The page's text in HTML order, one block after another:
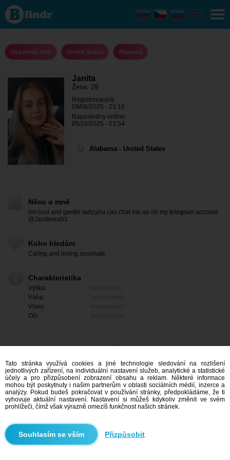
Janita -
Ona
hledá
jeho
Ona hledá jeho United States Alabama
Janita
Žena, 29
Registrovaný/á:
09/08/2025 - 23:16
Naposledny online:
05/10/2025 - 23:54
Alabama - United States
Něco o mně
I'm cool and gentle lady,you can chat me up on my telegram account
@Janitareah1
Koho hledám
Caring and loving soulmate
Charakteristika
Výška:
Váha:
Vlasy:
Oči:
Vyhledávání
Tato stránka využívá cookies a jiné technologie sledování na rozlišení
jednotlivých zařízení, na individuální nastavení služeb, analytické a statistické
účely a pro přizpůsobení zobrazení obsahu a reklam. Některé informace
mohou být poskytnuty i našim partnerům v oblasti sociálních médií, inzerce a
analýzy. Pokud budeš pokračovat v používání stránky, předpokládáme, že ti
vyhovuje aktuální nastavení. Nastavení si můžeš kdykoliv změnit ve svém
prohlížeči, čímž však výrazně omezíš funkčnost našich stránek.
Přizpůsobit